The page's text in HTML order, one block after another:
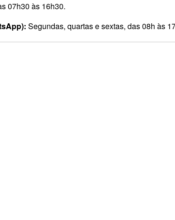
07h30 às 16h30.
Segundas, quartas e sextas, das 08h às